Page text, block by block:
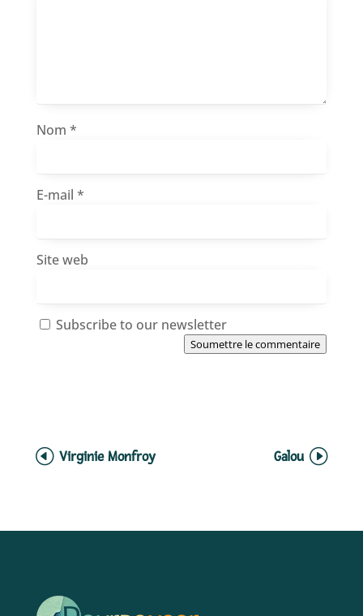
Nom *
E-mail *
Site web
Subscribe to our newsletter
Soumettre le commentaire
Virginie Monfroy Galou